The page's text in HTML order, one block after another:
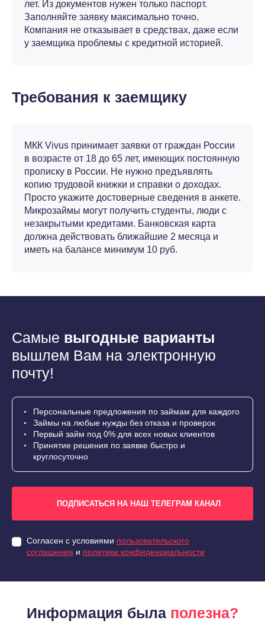
лет. Из документов нужен только паспорт.
Заполняйте заявку максимально точно.
Компания не отказывает в средствах, даже если
у заемщика проблемы с кредитной историей.
Требования к заемщику
МКК Vivus принимает заявки от граждан России
в возрасте от 18 до 65 лет, имеющих постоянную
прописку в России. Не нужно предъявлять
копию трудовой книжки и справки о доходах.
Просто укажите достоверные сведения в анкете.
Микрозаймы могут получить студенты, люди с
незакрытыми кредитами. Банковская карта
должна действовать ближайшие 2 месяца и
иметь на балансе минимум 10 руб.
Самые выгодные варианты
вышлем Вам на электронную
почту!
Персональные предложения по займам для каждого
Займы на любые нужды без отказа и проверок
Первый займ под 0% для всех новых клиентов
Принятие решения по заявке быстро и
круглосуточно
ПОДПИСАТЬСЯ НА НАШ ТЕЛЕГРАМ КАНАЛ
Согласен с условиями пользовательского
соглашения и политики конфиденциальности
Информация была полезна?